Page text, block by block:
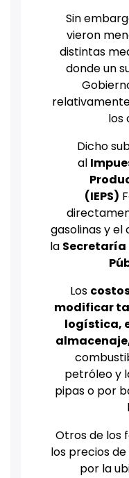
Sin
vieron
distintas
donde un
los
Dicho
al
(IEPS)
gasolinas y
la Secretaría
Los
modificar
logística,
petróleo y
pipas o por
Otros de los
los precios
por la